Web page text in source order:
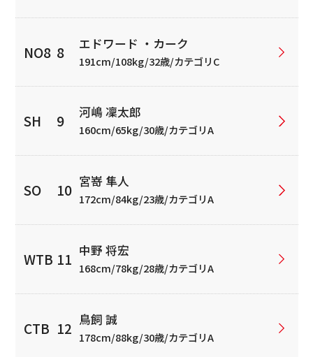
エドワード ・カーク
191cm/108kg/32歳/カテゴリC
河嶋 凜太郎
160cm/65kg/30歳/カテゴリA
宮嵜 隼人
172cm/84kg/23歳/カテゴリA
中野 将宏
168cm/78kg/28歳/カテゴリA
鳥飼 誠
178cm/88kg/30歳/カテゴリA